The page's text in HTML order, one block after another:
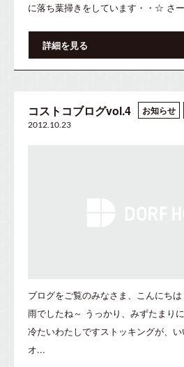
に落ち葉掃きをしています・・☆ さ
詳細を見る
コストコブログvol.4 お知らせ
2012.10.23
ブログをご覧のみなさま、こんにち
雨でしたね～ うっかり、みずたまり
冷たいわたしですストッキングが、
オ...